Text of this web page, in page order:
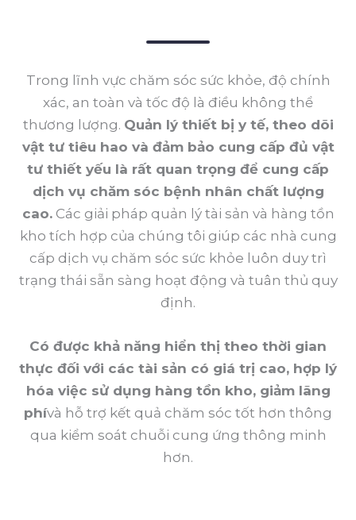
Trong lĩnh vực chăm sóc sức khỏe, độ chính
xác, an toàn và tốc độ là điều không thể
thương lượng. Quản lý thiết bị y tế, theo dõi
vật tư tiêu hao và đảm bảo cung cấp đủ vật
tư thiết yếu là rất quan trọng để cung cấp
dịch vụ chăm sóc bệnh nhân chất lượng
cao.Các giải pháp quản lý tài sản và hàng tồn
kho tích hợp của chúng tôi giúp các nhà cung
cấp dịch vụ chăm sóc sức khỏe luôn duy trì
trạng thái sẵn sàng hoạt động và tuân thủ quy
định.
Có được khả năng hiển thị theo thời gian
thực đối với các tài sản có giá trị cao, hợp lý
hóa việc sử dụng hàng tồn kho, giảm lãng
phívà hỗ trợ kết quả chăm sóc tốt hơn thông
qua kiểm soát chuỗi cung ứng thông minh
hơn.